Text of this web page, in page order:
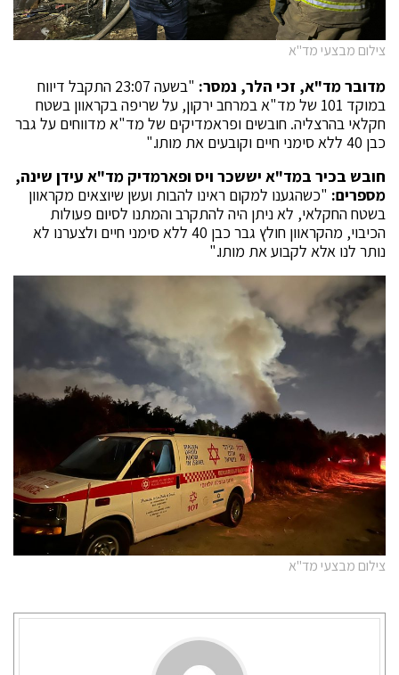
צילום מבצעי מד"א
מדובר מד"א, זכי הלר, נמסר:
"בשעה 23:07 התקבל דיווח
במוקד 101 של מד"א במרחב ירקון, על שריפה בקראוון בשטח
חקלאי בהרצליה. חובשים ופראמדיקים של מד"א מדווחים על גבר
כבן 40 ללא סימני חיים וקובעים את מותו."
חובש בכיר במד"א יששכר ויס ופארמדיק מד"א עידן שינה,
מספרים: "כשהגענו למקום ראינו להבות ועשן שיוצאים מקראוון
בשטח החקלאי, לא ניתן היה להתקרב והמתנו לסיום פעולות
הכיבוי, מהקראוון חולץ גבר כבן 40 ללא סימני חיים ולצערנו לא
נותר לנו אלא לקבוע את מותו."
צילום מבצעי מד"א